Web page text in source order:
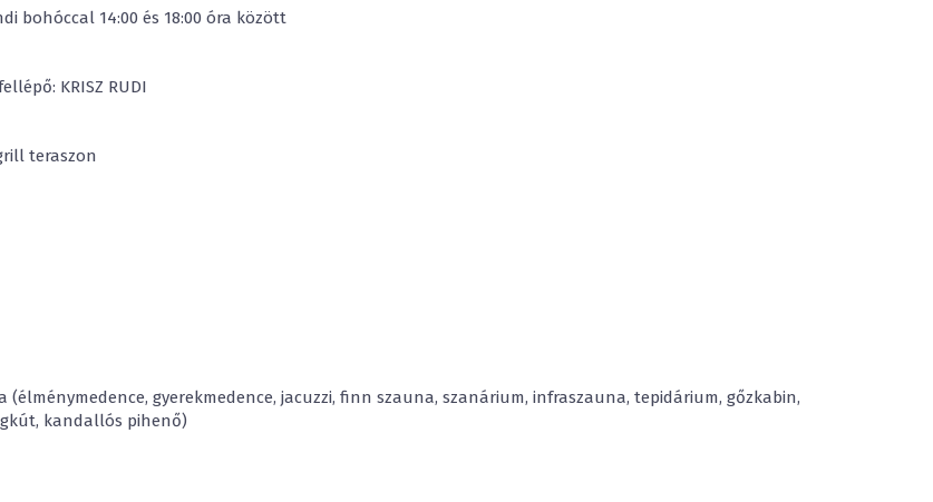
bohóccal 14:00 és 18:00 óra között
KRISZ RUDI
teraszon
gyerekmedence, jacuzzi, finn szauna, szanárium, infraszauna, tepidárium, gőzkabin,
kandallós pihenő)